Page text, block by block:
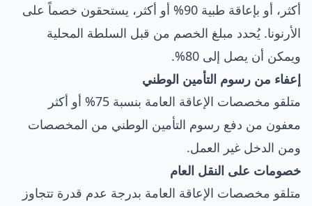
أكثر، أو بإعاقة طبية 90% أو أكثر، يستحقون خصماً على
الأرنونا. يُحدد مبلغ الخصم من قبل السلطة المحلية
ويمكن أن يصل إلى 80%.
إعفاء من رسوم التأمين الوطني
متلقو مخصصات الإعاقة العامة بنسبة 75% أو أكثر
معفون من دفع رسوم التأمين الوطني من المخصصات
ومن الدخل غير العمل.
خصومات على النقل العام
متلقو مخصصات الإعاقة العامة بدرجة عدم قدرة تتجاوز